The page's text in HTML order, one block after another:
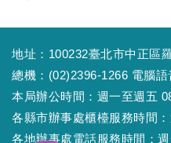
地址：100232臺北市中正區
總機：(02)2396-1266 電腦
本局辦公時間：週一至週五
各縣市辦事處櫃檯服務時間
各地辦事處電話服務時間：